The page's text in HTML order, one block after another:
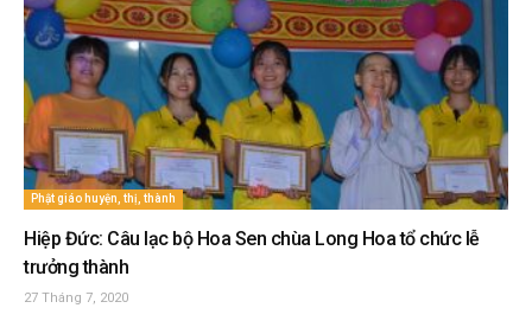
Phật giáo huyện, thị, thành
Hiệp Đức: Câu lạc bộ Hoa Sen chùa Long Hoa tổ chức lễ
trưởng thành
27 Tháng 7, 2020